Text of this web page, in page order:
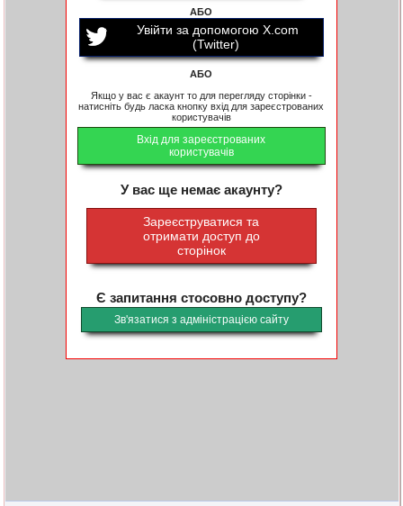
АБО
Увійти за допомогою X.com
(Twitter)
АБО
Якщо у вас є акаунт то для перегляду сторінки -
натисніть будь ласка кнопку вхід для зареєстрованих
користувачів
Вхід для зареєстрованих
користувачів
У вас ще немає акаунту?
Зареєструватися та
отримати доступ до
сторінок
Є запитання стосовно доступу?
Зв'язатися з адміністрацією сайту